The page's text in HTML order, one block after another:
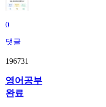
0
댓글
196731
영어공부
완료